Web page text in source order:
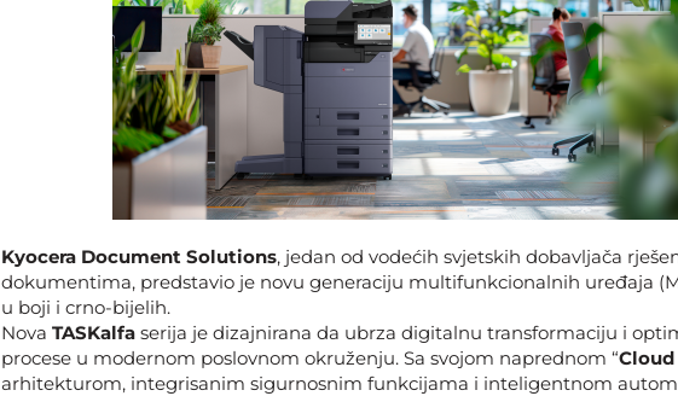
Kyocera Document Solutions, jedan od vodećih svjetskih dobavljača
dokumentima, predstavio je novu generaciju multifunkcionalnih uređaja
u boji i crno-bijelih.
Nova TASKalfa serija je dizajnirana da ubrza digitalnu transformaciju i
procese u modernom poslovnom okruženju. Sa svojom naprednom “Cloud
arhitekturom, integrisanim sigurnosnim funkcijama i inteligentnom